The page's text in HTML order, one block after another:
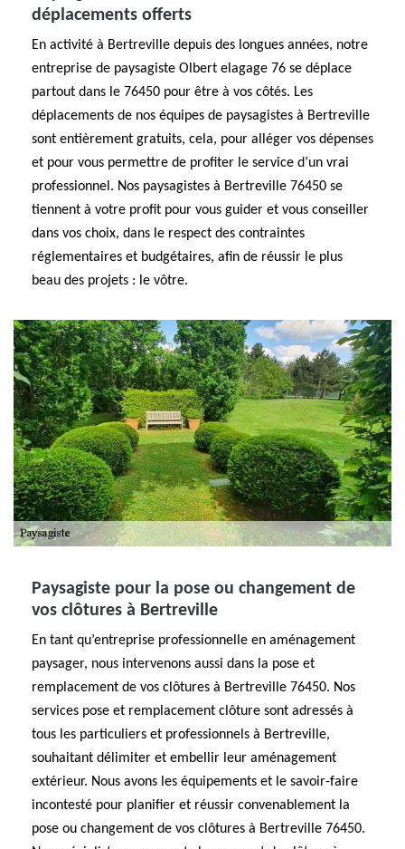
déplacements offerts
En activité à Bertreville depuis des longues années, notre
entreprise de paysagiste Olbert elagage 76 se déplace
partout dans le 76450 pour être à vos côtés. Les
déplacements de nos équipes de paysagistes à Bertreville
sont entièrement gratuits, cela, pour alléger vos dépenses
et pour vous permettre de profiter le service d’un vrai
professionnel. Nos paysagistes à Bertreville 76450 se
tiennent à votre profit pour vous guider et vous conseiller
dans vos choix, dans le respect des contraintes
réglementaires et budgétaires, afin de réussir le plus
beau des projets : le vôtre.
Paysagiste pour la pose ou changement de
vos clôtures à Bertreville
En tant qu’entreprise professionnelle en aménagement
paysager, nous intervenons aussi dans la pose et
remplacement de vos clôtures à Bertreville 76450. Nos
services pose et remplacement clôture sont adressés à
tous les particuliers et professionnels à Bertreville,
souhaitant délimiter et embellir leur aménagement
extérieur. Nous avons les équipements et le savoir-faire
incontesté pour planifier et réussir convenablement la
pose ou changement de vos clôtures à Bertreville 76450.